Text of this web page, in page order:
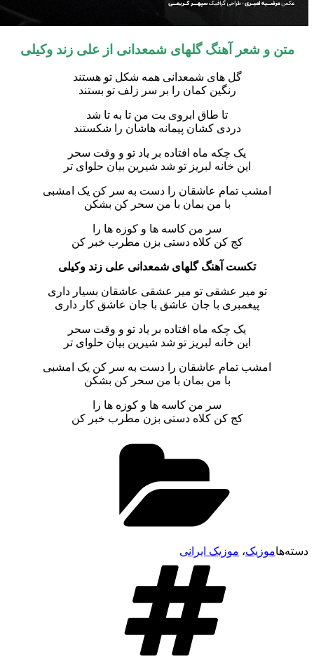
شعر آهنگ گلهای شمعدانی از علی زند وکیلی
گل های شمعدانی همه شکل تو هستند
رنگین کمان را بر سر زلف تو بستند
تا طاق ابروی بت من تا به تا شد
دردی کشان پیمانه هاشان را شکستند
یک چکه ماه افتاده بر یاد تو و وقت سحر
این خانه لبریز تو شد شیرین بیان حلوای تر
امشب تمام عاشقان را دست به سر کن یک امشبی
با من بمان با من سحر کن بشکن
سر من کاسه ها و کوزه ها را
کج کن کلاه دستی بزن مطرب خبر کن
تکست آهنگ گلهای شمعدانی علی زند وکیلی
تو میر عشقی تو میر عشقی عاشقان بسیار داری
پیغمبری با جان عاشق با جان عاشق کار داری
یک چکه ماه افتاده بر یاد تو و وقت سحر
این خانه لبریز تو شد شیرین بیان حلوای تر
امشب تمام عاشقان را دست به سر کن یک امشبی
با من بمان با من سحر کن بشکن
سر من کاسه ها و کوزه ها را
کج کن کلاه دستی بزن مطرب خبر کن
،موزیک ایرانی